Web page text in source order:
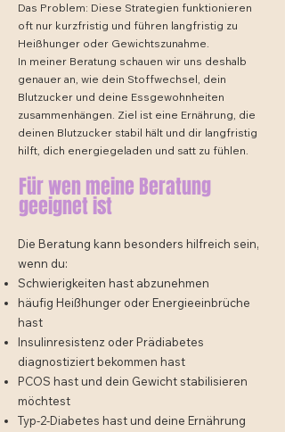
Das Problem: Diese Strategien funktionieren
oft nur kurzfristig und führen langfristig zu
Heißhunger oder Gewichtszunahme.
In meiner Beratung schauen wir uns deshalb
genauer an, wie dein Stoffwechsel, dein
Blutzucker und deine Essgewohnheiten
zusammenhängen. Ziel ist eine Ernährung, die
deinen Blutzucker stabil hält und dir langfristig
hilft, dich energiegeladen und satt zu fühlen.
Für wen meine Beratung
geeignet ist
Die Beratung kann besonders hilfreich sein,
wenn du:
Schwierigkeiten hast abzunehmen
häufig Heißhunger oder Energieeinbrüche
hast
Insulinresistenz oder Prädiabetes
diagnostiziert bekommen hast
PCOS hast und dein Gewicht stabilisieren
möchtest
Typ-2-Diabetes hast und deine Ernährung